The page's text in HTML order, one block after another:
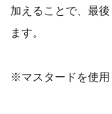
加えることで、最
ます。
※マスタードを使用